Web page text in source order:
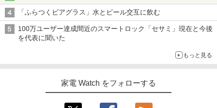
「ふらつくビアグラス」水とビール交互に飲む
100万ユーザー達成間近のスマートロック「セサミ」現在と今後
を代表に聞いた
もっと見る
家電 Watch をフォローする